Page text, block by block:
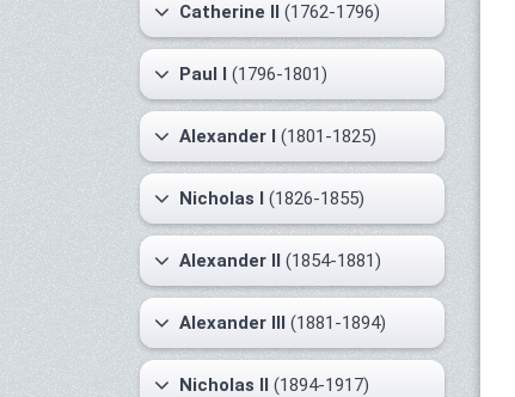
Catherine II (1762-1796)
Paul I (1796-1801)
Alexander I (1801-1825)
Nicholas I (1826-1855)
Alexander II (1854-1881)
Alexander III (1881-1894)
Nicholas II (1894-1917)